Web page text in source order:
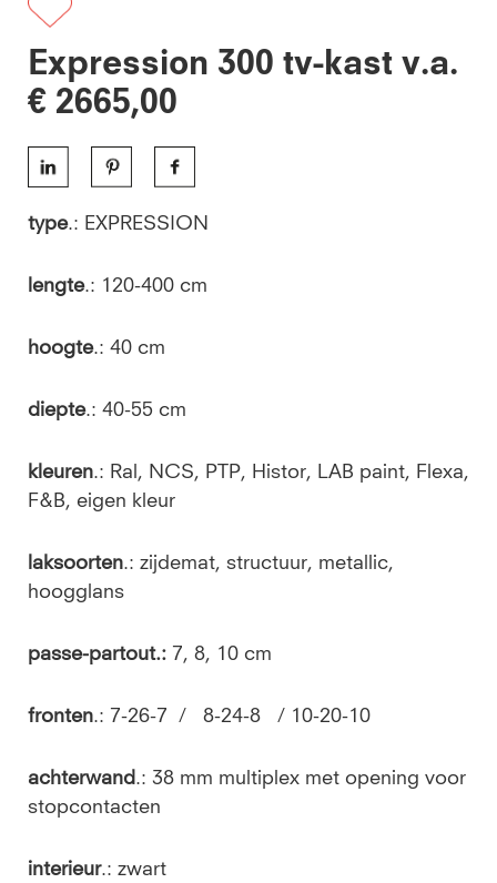
Expression 300 tv-kast v.a.
€ 2665,00
type.: EXPRESSION
lengte.: 120-400 cm
hoogte.: 40 cm
diepte.: 40-55 cm
kleuren.: Ral, NCS, PTP, Histor, LAB paint, Flexa,
F&B, eigen kleur
laksoorten.: zijdemat, structuur, metallic,
hoogglans
passe-partout.: 7, 8, 10 cm
fronten.: 7-26-7 / 8-24-8 / 10-20-10
achterwand.: 38 mm multiplex met opening voor
stopcontacten
interieur.: zwart